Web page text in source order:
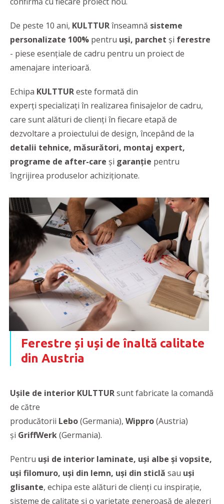
De peste 10 ani, KULTTURînseamnă sisteme
personalizate 100% pentru uși, parchet și ferestre
- piese esențiale de cadru pentru un proiect de
amenajare interioară.
Echipa KULTTUReste formată din
experți specializați în realizarea finisajelor de cadru,
care sunt alături de clienți în fiecare etapă de
dezvoltare a proiectului de design, începând de la
detalii tehnice, măsurători, montaj expert,
programe de after-care și garanție pentru
îngrijirea produselor achiziționate.
Ferestre și uși de înaltă calitate
din Austria
Ușile de interior KULTTURsunt fabricate la comandă
de către
producătorii Lebo(Germania), Wippro(Austria)
și GriffWerk(Germania).
Pentru uși de interior laminate, uși albe și vopsite,
uși filomuro, uşi din lemn, uși din sticlă sau uși
glisante, echipa este alături de clienți cu inspirație,
sisteme de calitate și o varietate generoasă de alegeri